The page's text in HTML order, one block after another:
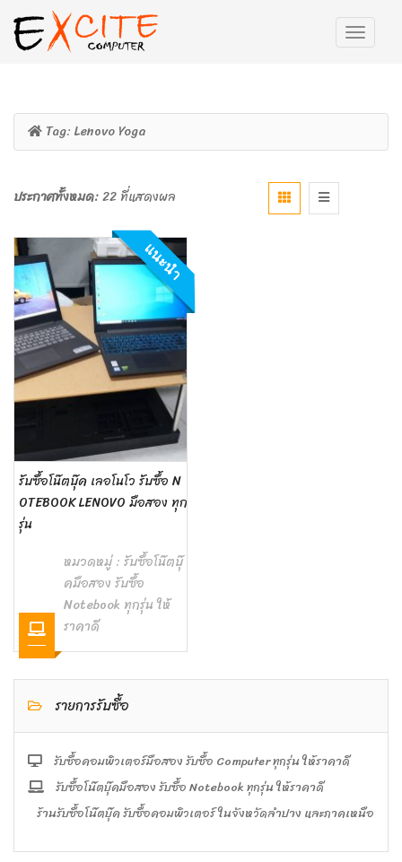
Tag: Lenovo Yoga
ประกาศทั้งหมด:22 ที่แสดงผล
แนะนำ
รับซื้อโน๊ตบุ๊ค เลอโนโว รับซื้อ N
OTEBOOK LENOVO มือสอง ทุก
รุ่น
หมวดหมู่ : รับซื้อโน๊ตบุ๊
คมือสอง รับซื้อ
Notebook ทุกรุ่น ให้
ราคาดี
รายการรับซื้อ
รับซื้อคอมพิวเตอร์มือสอง รับซื้อ Computer ทุกรุ่น ให้ราคาดี
รับซื้อโน๊ตบุ๊คมือสอง รับซื้อ Notebook ทุกรุ่น ให้ราคาดี
ร้านรับซื้อโน๊ตบุ๊ค รับซื้อคอมพิวเตอร์ ในจังหวัดลำปาง และภาคเหนือ